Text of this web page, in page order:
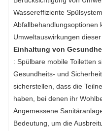
Wassereffiziente
Abfallbehandlungsoptionen
Umweltauswirkungen
Einhaltung von
: Spülbare mobile Toiletten
Gesundheits- und
sicherstellen, dass die
haben, bei denen ihr
Angemessene
Bedeutung, um die